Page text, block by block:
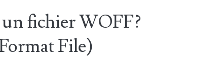
fichier WOFF?
File)